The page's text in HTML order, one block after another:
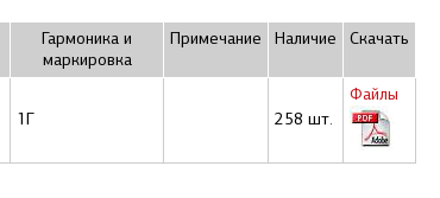
Гармоника и
маркировка
Примечание Наличие Скачать
1Г 258 шт.
Файлы